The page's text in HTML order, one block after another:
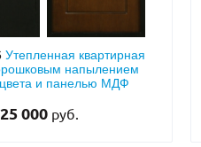
Утепленная квартирная
напылением
цвета и панелью МДФ
25 000 руб.